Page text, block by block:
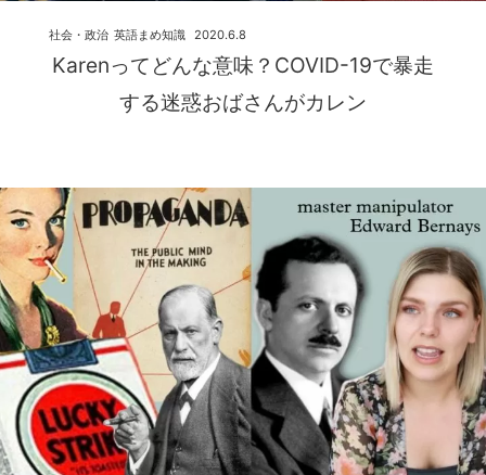
Karenってどんな意味？COVID-19で暴走
する迷惑おばさんがカレン
2020.6.8
社会・政治 英語まめ知識